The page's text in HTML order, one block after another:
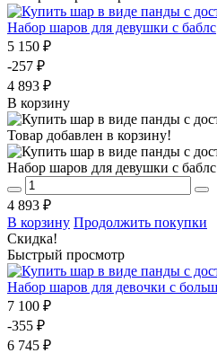
Набор шаров для девушки с баблс
5 150 ₽
-257 ₽
4 893 ₽
В корзину
Товар добавлен в корзину!
Набор шаров для девушки с баблс
4 893 ₽
В корзину Продолжить покупки
Скидка!
Быстрый просмотр
Набор шаров для девочки с
7 100 ₽
-355 ₽
6 745 ₽